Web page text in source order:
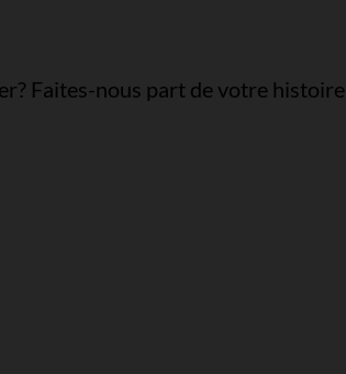
Faites-nous part de votre histoire